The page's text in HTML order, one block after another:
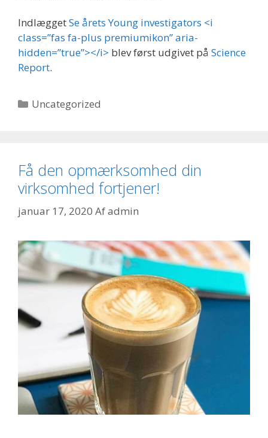
IndlæggetSe årets Young investigators <i
class=”fas fa-plus premiumikon” aria-
hidden=”true”></i> blev først udgivet på Science
Report.
Kategorier
Uncategorized
Få den opmærksomhed din
virksomhed fortjener!
januar 17, 2020 Afadmin